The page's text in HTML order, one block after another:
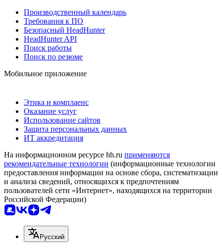
Производственный календарь
Требования к ПО
Безопасный HeadHunter
HeadHunter API
Поиск работы
Поиск по резюме
Мобильное приложение
Этика и комплаенс
Оказание услуг
Использование сайтов
Защита персональных данных
ИТ аккредитация
На информационном ресурсе hh.ru применяются
рекомендательные технологии (информационные технологии
предоставления информации на основе сбора, систематизации
и анализа сведений, относящихся к предпочтениям
пользователей сети «Интернет», находящихся на территории
Российской Федерации)
Русский